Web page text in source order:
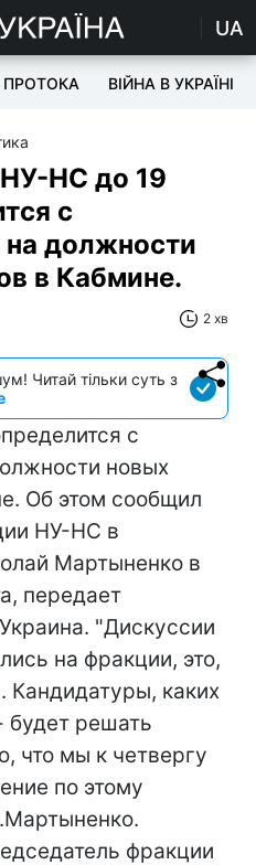
UA
ВІЙНА В УКРАЇНІ
НС до 19
с
должности
в Кабмине.
2 хв
Читай тільки суть з
с
новых
Об этом сообщил
НУ-НС в
Мартыненко в
передает
"Дискуссии
на фракции, это,
каких
будет решать
что мы к четвергу
по этому
фракции